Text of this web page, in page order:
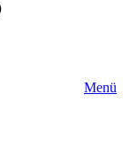
Menü